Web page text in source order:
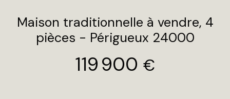
Maison traditionnelle à vendre, 4
pièces - Périgueux 24000
119 900 €